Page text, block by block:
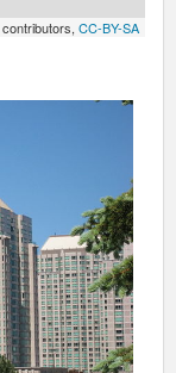
contributors, CC-BY-SA